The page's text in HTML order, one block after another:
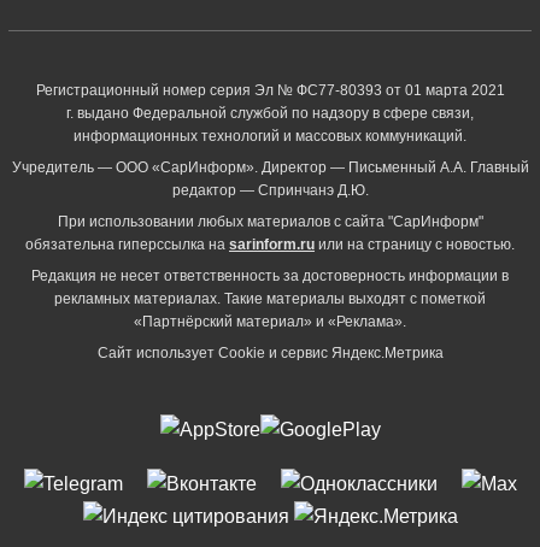
Регистрационный номер серия Эл № ФС77-80393 от 01 марта 2021
г. выдано Федеральной службой по надзору в сфере связи,
информационных технологий и массовых коммуникаций.
Учредитель — ООО «СарИнформ». Директор — Письменный А.А. Главный
редактор — Спринчанэ Д.Ю.
При использовании любых материалов с сайта "СарИнформ"
обязательна гиперссылка на sarinform.ru или на страницу с новостью.
Редакция не несет ответственность за достоверность информации в
рекламных материалах. Такие материалы выходят с пометкой
«Партнёрский материал» и «Реклама».
Сайт использует Cookie и сервиc Яндекс.Метрика